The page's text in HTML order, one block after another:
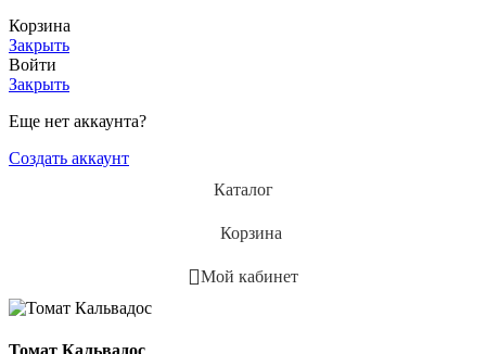
Корзина
Закрыть
Войти
Закрыть
Еще нет аккаунта?
Создать аккаунт
Каталог
Корзина
Мой кабинет